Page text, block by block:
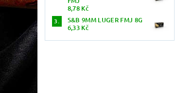
8,78 Kč
S&B 9MM LUGER FMJ 8G
6,33 Kč